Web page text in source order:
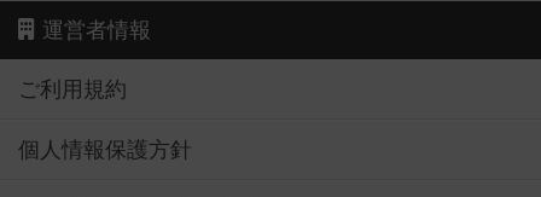
運営者情報
ご利用規約
個人情報保護方針